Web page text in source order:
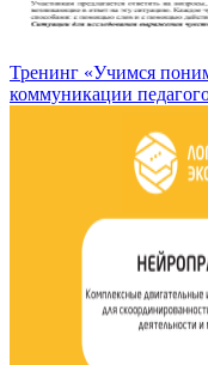
Тренинг «Учимся
коммуникации